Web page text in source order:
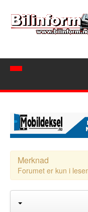
Spør mekanikeren
Nyheter
Artikler
Konseptbiler
Nyttige sider
Bilforhandlere
Merknad
Forumet er kun i